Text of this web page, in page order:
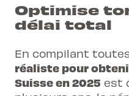
Optimise
délai total
En compilant
réaliste pour
Suisse en 2025 est